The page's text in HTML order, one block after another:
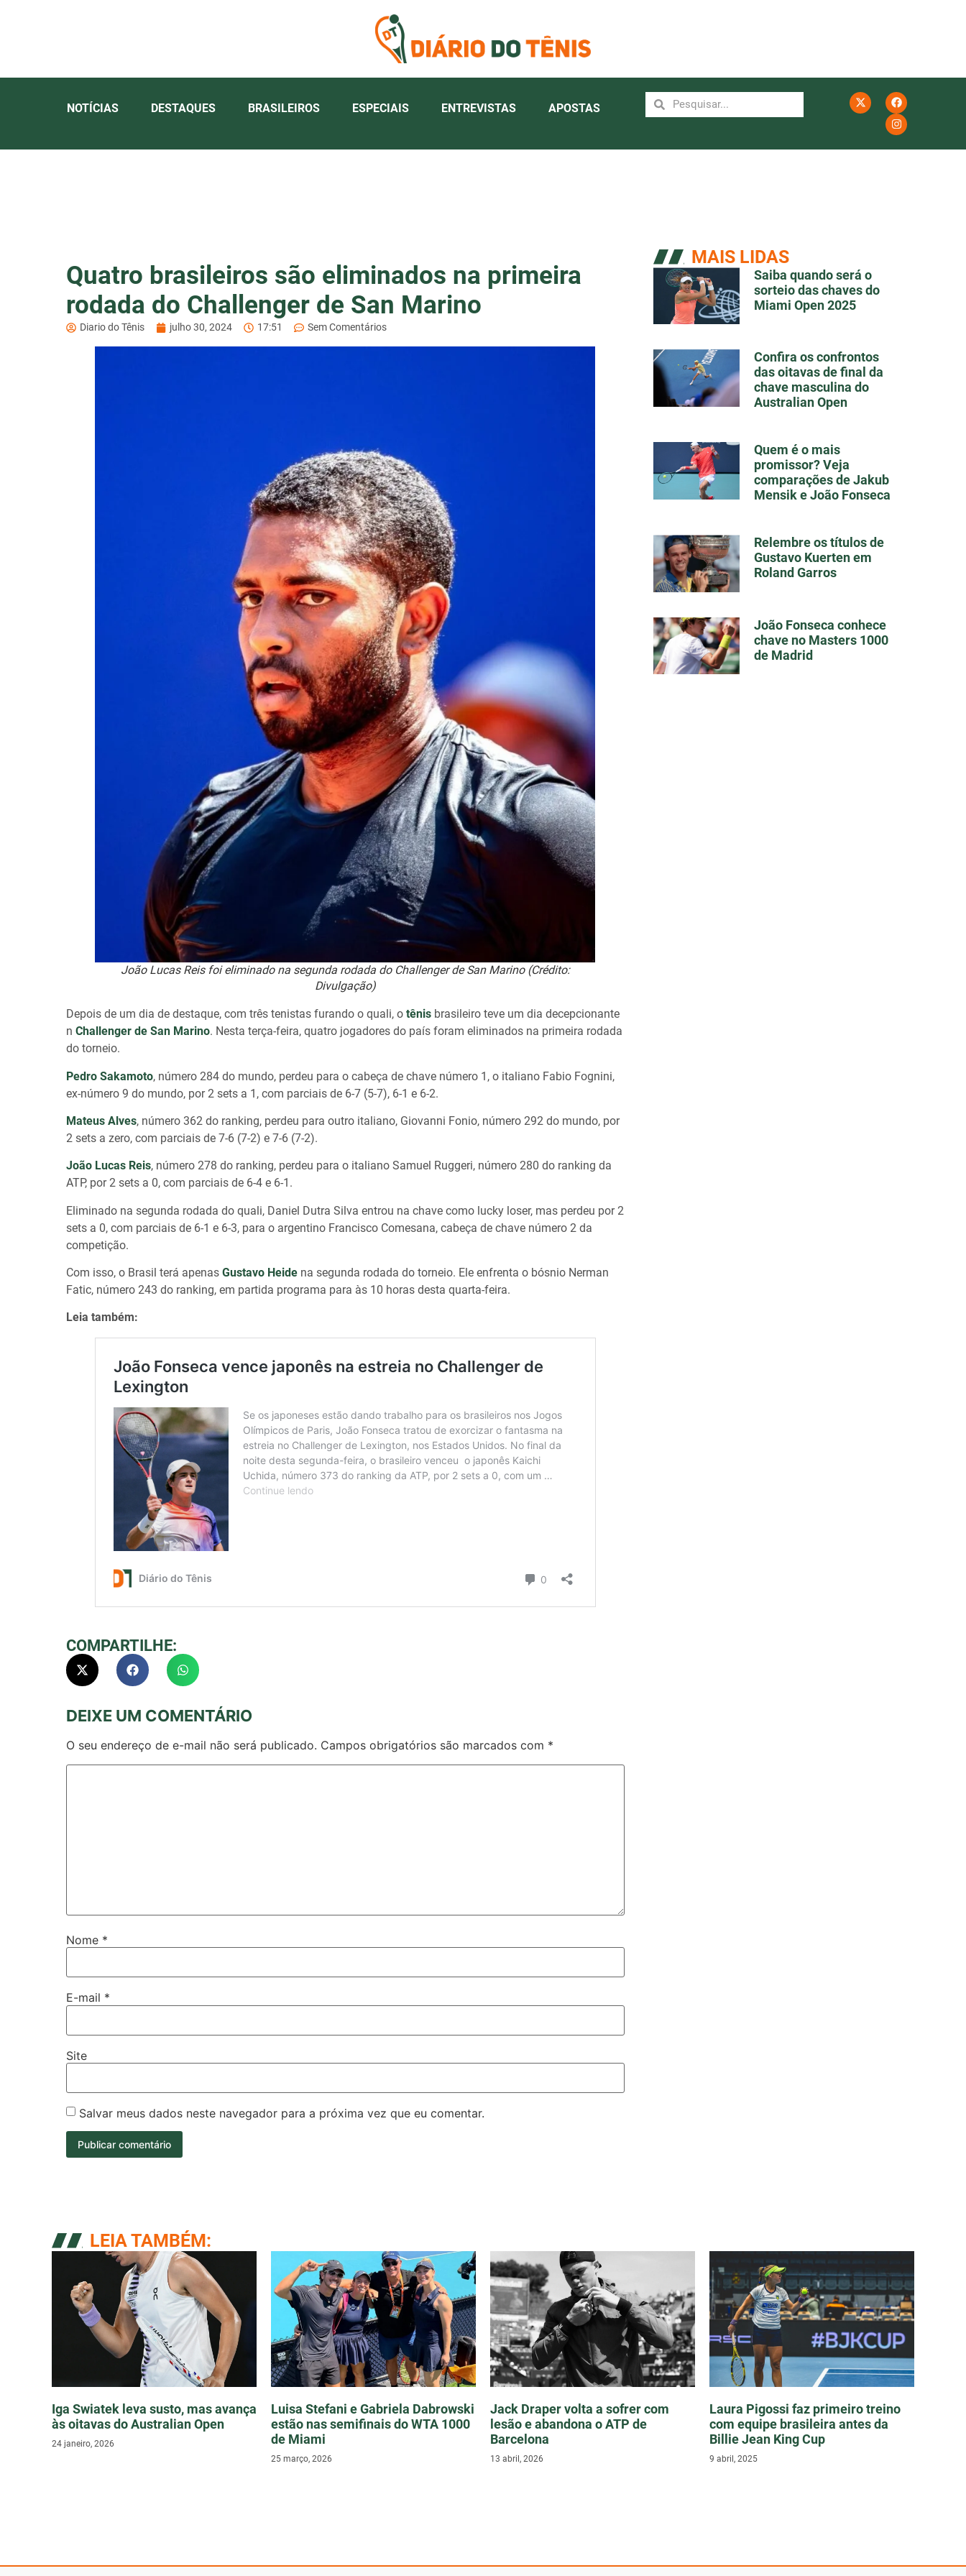
NOTÍCIAS DESTAQUES BRASILEIROS ESPECIAIS ENTREVISTAS APOSTAS
Quatro brasileiros são eliminados na primeira
rodada do Challenger de San Marino
Diario do Tênis julho 30, 2024 17:51 Sem Comentários
João Lucas Reis foi eliminado na segunda rodada do Challenger de San Marino (Crédito:
Divulgação)
Depois de um dia de destaque, com três tenistas furando o quali, o tênis brasileiro teve um dia decepcionante
n Challenger de San Marino. Nesta terça-feira, quatro jogadores do país foram eliminados na primeira rodada
do torneio.
Pedro Sakamoto, número 284 do mundo, perdeu para o cabeça de chave número 1, o italiano Fabio Fognini,
ex-número 9 do mundo, por 2 sets a 1, com parciais de 6-7 (5-7), 6-1 e 6-2.
Mateus Alves, número 362 do ranking, perdeu para outro italiano, Giovanni Fonio, número 292 do mundo, por
2 sets a zero, com parciais de 7-6 (7-2) e 7-6 (7-2).
João Lucas Reis, número 278 do ranking, perdeu para o italiano Samuel Ruggeri, número 280 do ranking da
ATP, por 2 sets a 0, com parciais de 6-4 e 6-1.
Eliminado na segunda rodada do quali, Daniel Dutra Silva entrou na chave como lucky loser, mas perdeu por 2
sets a 0, com parciais de 6-1 e 6-3, para o argentino Francisco Comesana, cabeça de chave número 2 da
competição.
Com isso, o Brasil terá apenas Gustavo Heide na segunda rodada do torneio. Ele enfrenta o bósnio Nerman
Fatic, número 243 do ranking, em partida programa para às 10 horas desta quarta-feira.
Leia também:
COMPARTILHE:
DEIXE UM COMENTÁRIO
O seu endereço de e-mail não será publicado. Campos obrigatórios são marcados com *
Nome *
E-mail *
Site
Salvar meus dados neste navegador para a próxima vez que eu comentar.
MAIS LIDAS
Saiba quando será o
sorteio das chaves do
Miami Open 2025
Confira os confrontos
das oitavas de final da
chave masculina do
Australian Open
Quem é o mais
promissor? Veja
comparações de Jakub
Mensik e João Fonseca
Relembre os títulos de
Gustavo Kuerten em
Roland Garros
João Fonseca conhece
chave no Masters 1000
de Madrid
LEIA TAMBÉM:
Iga Swiatek leva susto, mas avança
às oitavas do Australian Open
24 janeiro, 2026
Luisa Stefani e Gabriela Dabrowski
estão nas semifinais do WTA 1000
de Miami
25 março, 2026
Jack Draper volta a sofrer com
lesão e abandona o ATP de
Barcelona
13 abril, 2026
Laura Pigossi faz primeiro treino
com equipe brasileira antes da
Billie Jean King Cup
9 abril, 2025